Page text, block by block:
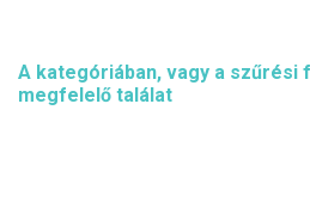
A kategóriában, vagy a szűrési
megfelelő találat